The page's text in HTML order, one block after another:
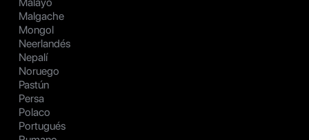
Malgache
Mongol
Neerlandés
Nepalí
Noruego
Pastún
Persa
Polaco
Portugués